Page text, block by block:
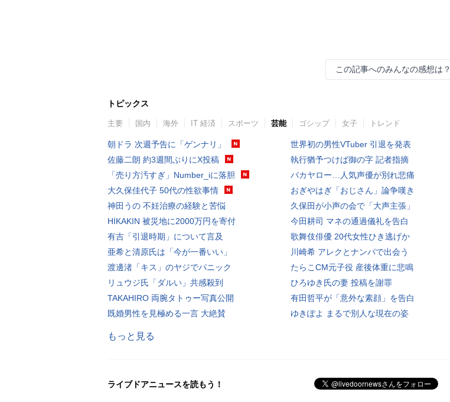
この記事へのみんなの感想は？
トピックス
主要 国内 海外 IT 経済 スポーツ 芸能 ゴシップ 女子 トレンド
朝ドラ 次週予告に「ゲンナリ」
佐藤二朗 約3週間ぶりにX投稿
「売り方汚すぎ」Number_iに落胆
大久保佳代子 50代の性欲事情
神田うの 不妊治療の経験と苦悩
HIKAKIN 被災地に2000万円を寄付
有吉「引退時期」について言及
亜希と清原氏は「今が一番いい」
渡邊渚「キス」のヤジでパニック
リュウジ氏「ダルい」共感殺到
TAKAHIRO 両腕タトゥー写真公開
既婚男性を見極める一言 大絶賛
世界初の男性VTuber 引退を発表
執行猶予つけば御の字 記者指摘
バカヤロー…人気声優が別れ悲痛
おぎやはぎ「おじさん」論争嘆き
久保田が小声の会で「大声主張」
今田耕司 マネの通過儀礼を告白
歌舞伎俳優 20代女性ひき逃げか
川崎希 アレクとナンパで出会う
たらこCM元子役 産後体重に悲鳴
ひろゆき氏の妻 投稿を謝罪
有田哲平が「意外な素顔」を告白
ゆきぽよ まるで別人な現在の姿
もっと見る
ライブドアニュースを読もう！